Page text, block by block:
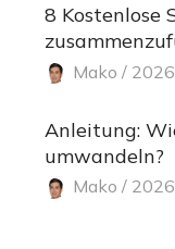
8 Kostenlose
Mako /
Anleitung:
umwandeln?
Mako /